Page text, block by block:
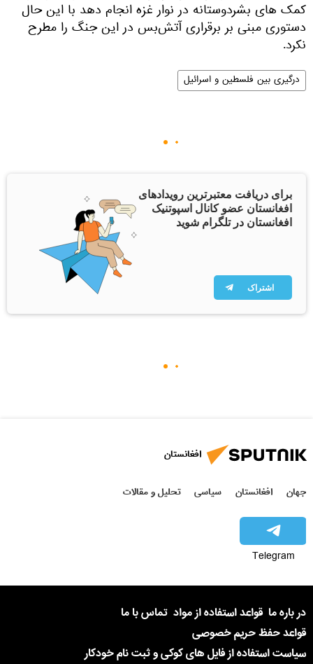
کمک های بشردوستانه در نوار غزه انجام دهد با این حال
دستوری مبنی بر برقراری آتش‌بس در این جنگ را مطرح
نکرد.
درگیری بین فلسطین و اسرائیل
برای دریافت معتبرترین رویدادهای
افغانستان عضو کانال اسپوتنیک
افغانستان در تلگرام شوید
اشتراک
افغانستان
جهان افغانستان سیاسی تحلیل و مقالات
Telegram
در باره ما قواعد استفاده از مواد تماس با ما
قواعد حفظ حریم خصوصی
سیاست استفاده از فایل های کوکی و ثبت نام خودکار